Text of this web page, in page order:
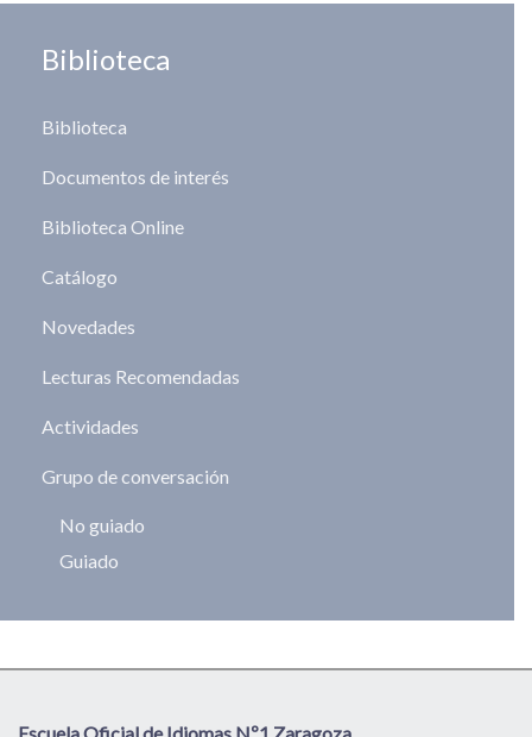
Biblioteca
Biblioteca
Documentos de interés
Biblioteca Online
Catálogo
Novedades
Lecturas Recomendadas
Actividades
Grupo de conversación
No guiado
Guiado